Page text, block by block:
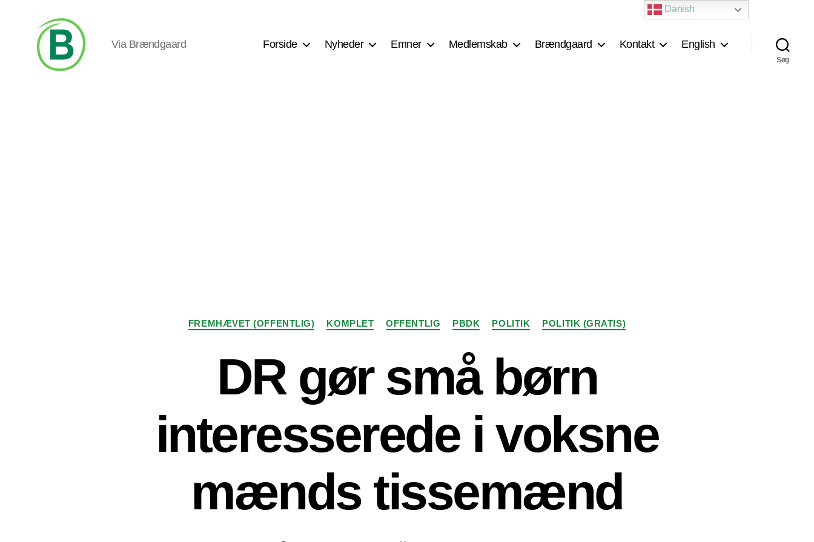
Via Brændgaard Forside Nyheder Emner Medlemskab Brændgaard Kontakt English
Søg
Kategorier
FREMHÆVET (OFFENTLIG) KOMPLET OFFENTLIG PBDK POLITIK POLITIK (GRATIS)
DR gør små børn
interesserede i voksne
mænds tissemænd
Danish